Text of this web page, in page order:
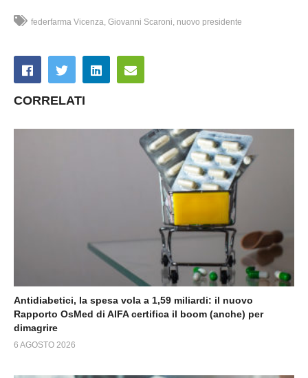
federfarma Vicenza Giovanni Scaroni nuovo presidente
CORRELATI
Antidiabetici, la spesa vola a 1,59 miliardi: il nuovo
Rapporto OsMed di AIFA certifica il boom (anche) per
dimagrire
6 AGOSTO 2026